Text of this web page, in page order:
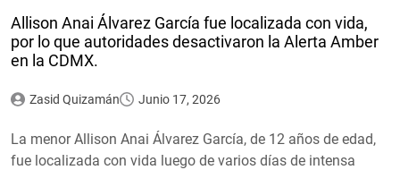
Allison Anai Álvarez García fue localizada con vida,
por lo que autoridades desactivaron la Alerta Amber
en la CDMX.
Zasid Quizamán Junio 17, 2026
La menor Allison Anai Álvarez García, de 12 años de edad,
fue localizada con vida luego de varios días de intensa